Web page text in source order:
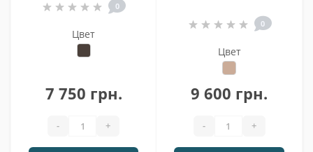
0
Цвет
7 750 грн.
- +
0
Цвет
9 600 грн.
- +